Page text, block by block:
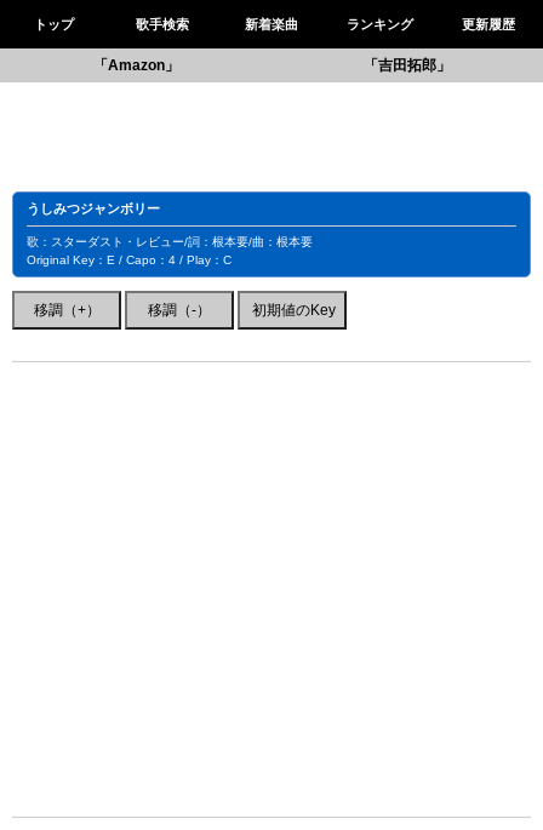
トップ 歌手検索 新着楽曲 ランキング 更新履歴
「Amazon」 「吉田拓郎」
うしみつジャンボリー
歌：スターダスト・レビュー/詞：根本要/曲：根本要
Original Key：E / Capo：4 / Play：C